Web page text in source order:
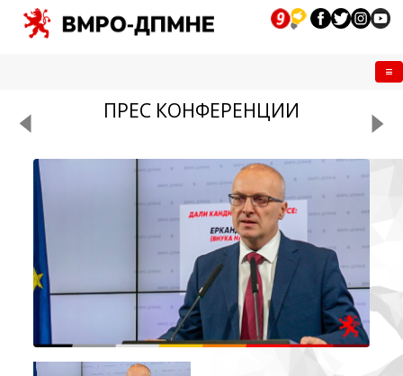
ПРЕС КОНФЕРЕНЦИИ